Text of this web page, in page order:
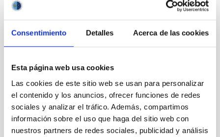
Consentimiento Detalles Acerca de las cookies
Esta página web usa cookies
Las cookies de este sitio web se usan para personalizar
el contenido y los anuncios, ofrecer funciones de redes
sociales y analizar el tráfico. Además, compartimos
información sobre el uso que haga del sitio web con
nuestros partners de redes sociales, publicidad y análisis
JUAN JESÚS ARMAS MARCELO: “El IAC y sus
de Canarias”